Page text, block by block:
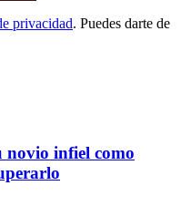
privacidad. Puedes darte de
novio infiel como